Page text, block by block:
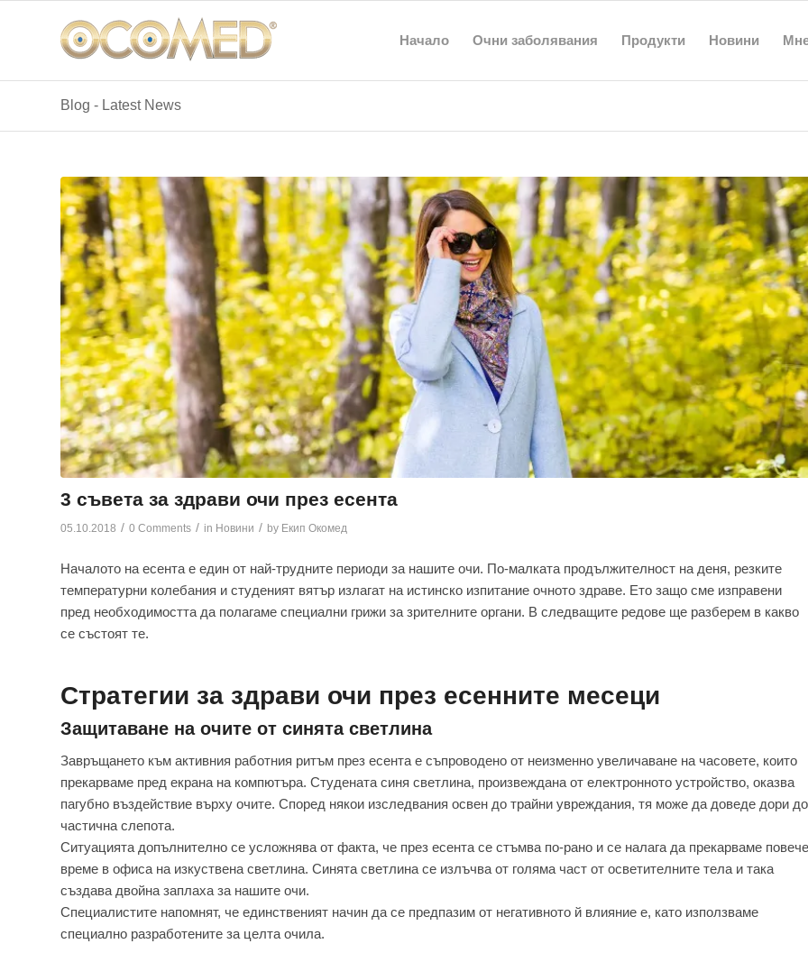
Начало Очни заболявания Продукти Новини
Blog - Latest News
3 съвета за здрави очи през есента
05.10.2018 / 0 Comments / in Новини / by Екип Окомед
Началото на есента е един от най-трудните периоди за нашите очи. По-малката продължителност на деня, резките
температурни колебания и студеният вятър излагат на истинско изпитание очното здраве. Ето защо сме изправени
пред необходимостта да полагаме специални грижи за зрителните органи. В следващите редове ще разберем в какво
се състоят те.
Стратегии за здрави очи през есенните месеци
Защитаване на очите от синята светлина
Завръщането към активния работния ритъм през есента е съпроводено от неизменно увеличаване на часовете, които
прекарваме пред екрана на компютъра. Студената синя светлина, произвеждана от електронното устройство, оказва
пагубно въздействие върху очите. Според някои изследвания освен до трайни увреждания, тя може да доведе дори до
частична слепота.
Ситуацията допълнително се усложнява от факта, че през есента се стъмва по-рано и се налага да прекарваме повече
време в офиса на изкуствена светлина. Синята светлина се излъчва от голяма част от осветителните тела и така
създава двойна заплаха за нашите очи.
Специалистите напомнят, че единственият начин да се предпазим от негативното й влияние е, като използваме
специално разработените за целта очила.